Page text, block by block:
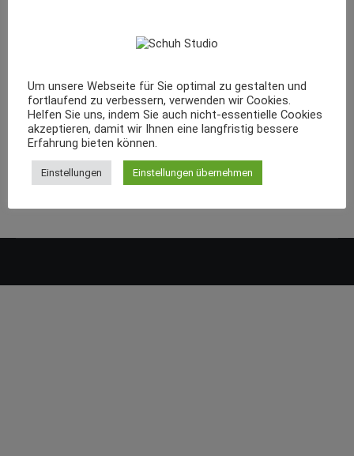
Um unsere Webseite für Sie optimal zu gestalten und
fortlaufend zu verbessern, verwenden wir Cookies.
Helfen Sie uns, indem Sie auch nicht-essentielle Cookies
akzeptieren, damit wir Ihnen eine langfristig bessere
Erfahrung bieten können.
Einstellungen Einstellungen übernehmen